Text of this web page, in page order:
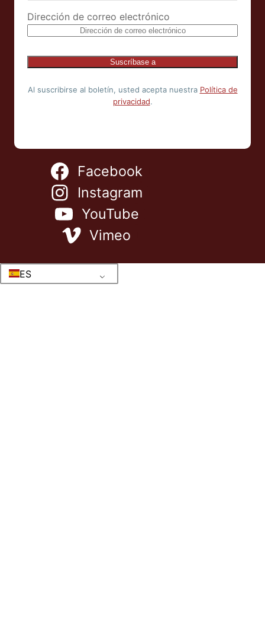
Dirección de correo electrónico
Al suscribirse al boletín, usted acepta nuestra Política de
privacidad.
Facebook
Instagram
YouTube
Vimeo
ES